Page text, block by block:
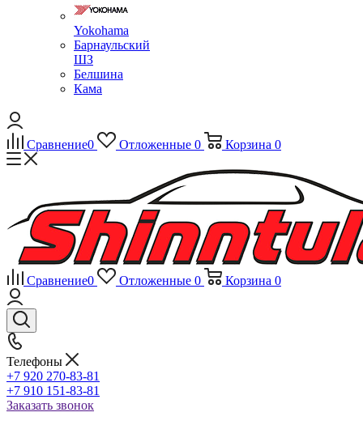
Yokohama
Барнаульский
ШЗ
Белшина
Кама
Сравнение0 Отложенные 0 Корзина 0
Сравнение0 Отложенные 0 Корзина 0
Телефоны
+7 920 270-83-81
+7 910 151-83-81
Заказать звонок